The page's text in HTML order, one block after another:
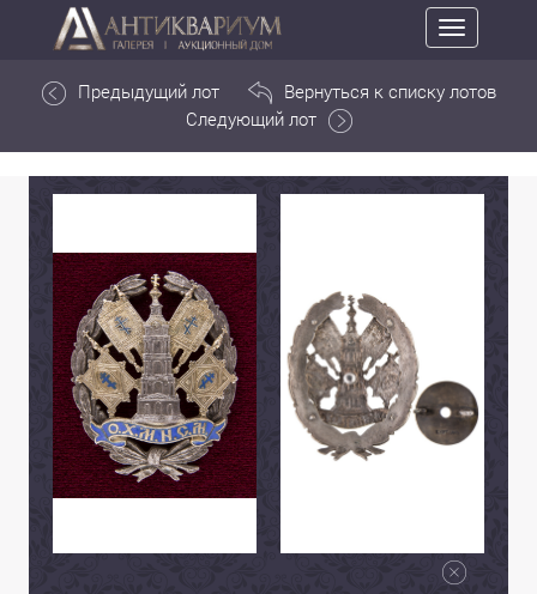
Toggle
navigation
Предыдущий лот
Вернуться к списку лотов
Следующий лот